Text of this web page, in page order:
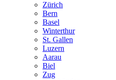
Zürich
Bern
Basel
Winterthur
St. Gallen
Luzern
Aarau
Biel
Zug